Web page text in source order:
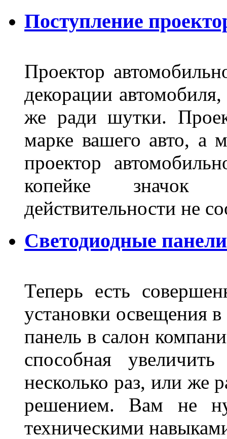
Поступление
Проектор
декорации
же ради шутки.
марке вашего авто, а
проектор
копейке
действительности не
Светодиодные
Теперь есть
установки освещения
панель в салон
способная
несколько раз, или же
решением. Вам не
техническими